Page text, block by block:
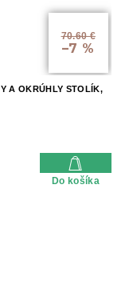
70.60 €
–7 %
A OKRÚHLY STOLÍK,
Do košíka